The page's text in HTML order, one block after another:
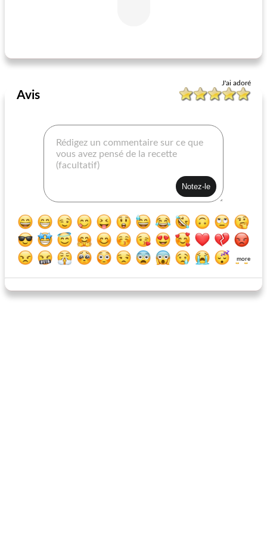
J'ai adoré
Avis
more